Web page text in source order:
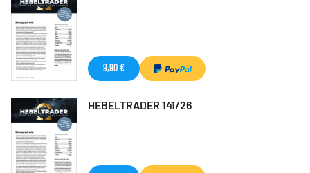
9,90 €
HEBELTRADER 141/26